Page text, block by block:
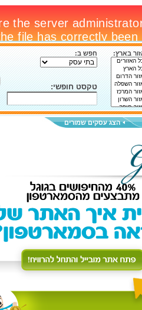
בארץ: חפש ב:
טקסט חופשי:
הצג עסקים שמורים